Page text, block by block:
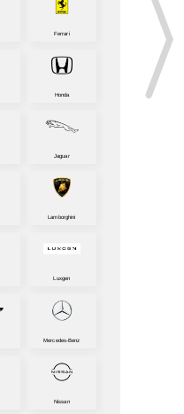
Ferrari
Honda
Jaguar
Lamborghini
Luxgen
Mercedes-Benz
Nissan